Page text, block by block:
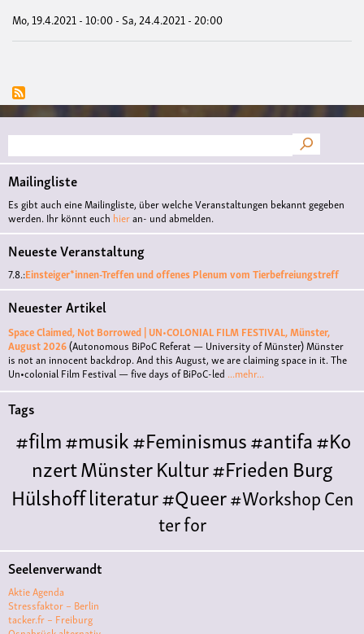
Mo, 19.4.2021 - 10:00-Sa, 24.4.2021 - 20:00
Suche
Mailingliste
Es gibt auch eine Mailingliste, über welche Veranstaltungen bekannt gegeben
werden. Ihr könnt euch hieran- und abmelden.
Neueste Veranstaltung
7.8.:Einsteiger*innen-Treffen und offenes Plenum vom Tierbefreiungstreff
Neuester Artikel
Space Claimed, Not Borrowed | UN•COLONIAL FILM FESTIVAL, Münster,
August 2026(Autonomous BiPoC Referat — University of Münster)Münster
is not an innocent backdrop. And this August, we are claiming space in it. The
Un•colonial Film Festival — five days of BiPoC-led ...mehr...
Tags
#film#musik#Feminismus#antifa#Ko
nzertMünsterKultur#FriedenBurg
Hülshoffliteratur#Queer#WorkshopCen
ter for
LiteraturePolyamoriePolytreff#liveKonzert
Polyamorietreff
Monogamie
ismuskunst
Seelenverwandt
Aktie Agenda
Stressfaktor – Berlin
tacker.fr – Freiburg